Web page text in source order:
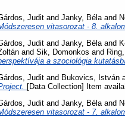
Judit and Janky, Bélaand
vitasorozat - 8.
Judit and Janky, Bélaand
and Sik, Domonkos and
a szociológia
Judit and Bukovics, István
[Data Collection] Item
Judit and Janky, Béla and
vitasorozat - 7.